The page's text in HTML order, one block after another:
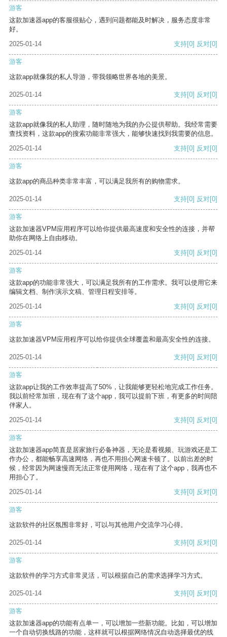
游客
这款加速器app的客服很贴心，遇到问题都能及时解决，服务态度非常
好。
2025-01-14
支持[0] 反对[0]
游客
这款app就像我的私人导游，带我领略世界各地的美景。
2025-01-14 支持[0] 反对[0]
游客
这款app就像我的私人助理，随时随地为我的办公提供帮助。我经常需要
查找资料，这款app的搜索功能非常强大，能够快速找到我需要的信息。
2025-01-14
支持[0] 反对[0]
游客
这款app的商品种类非常丰富，可以满足我所有的购物需求。
2025-01-14 支持[0] 反对[0]
游客
这款加速器VPM应用程序可以给你提供最高速度和安全性的连接，并帮
助你在网络上自由移动。
2025-01-14
支持[0] 反对[0]
游客
这款app的功能非常强大，可以满足我所有的工作需求。我可以使用它来
编辑文档、制作演示文稿、管理日程安排等。
2025-01-14
支持[0] 反对[0]
游客
这款加速器VPM应用程序可以给你提供全球覆盖和最高安全性的连接。
2025-01-14 支持[0] 反对[0]
游客
这款app让我的工作效率提高了50%，让我能够更轻松地完成工作任务。
我以前经常加班，现在有了这个app，我可以提前下班，有更多的时间陪
伴家人。
2025-01-14
支持[0] 反对[0]
游客
这款加速器app简直是居家旅行必备神器，无论是看视频、玩游戏还是工
作办公，都能畅享高速网络，再也不用担心网速卡顿了。以前出差的时
候，经常因为网速慢而无法正常使用网络，现在有了这个app，我再也不
用担心了。
2025-01-14
支持[0] 反对[0]
游客
这款软件的社区氛围非常好，可以与其他用户交流学习心得。
2025-01-14 支持[0] 反对[0]
游客
这款软件的学习方式非常灵活，可以根据自己的需求选择学习方式。
2025-01-14 支持[0] 反对[0]
游客
这款加速器app的功能有点单一，可以增加一些新功能。比如，可以增加
一个自动切换线路的功能，这样就可以根据网络情况自动选择最优的线